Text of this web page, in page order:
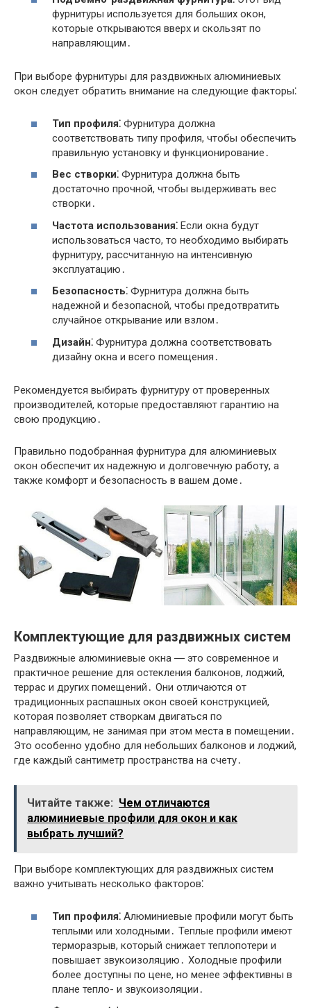
фурнитуры используется для больших окон,
которые открываются вверх и скользят по
направляющим․
При выборе фурнитуры для раздвижных алюминиевых
окон следует обратить внимание на следующие факторы⁚
Тип профиля⁚ Фурнитура должна
соответствовать типу профиля, чтобы обеспечить
правильную установку и функционирование․
Вес створки⁚ Фурнитура должна быть
достаточно прочной, чтобы выдерживать вес
створки․
Частота использования⁚ Если окна будут
использоваться часто, то необходимо выбирать
фурнитуру, рассчитанную на интенсивную
эксплуатацию․
Безопасность⁚ Фурнитура должна быть
надежной и безопасной, чтобы предотвратить
случайное открывание или взлом․
Дизайн⁚ Фурнитура должна соответствовать
дизайну окна и всего помещения․
Рекомендуется выбирать фурнитуру от проверенных
производителей, которые предоставляют гарантию на
свою продукцию․
Правильно подобранная фурнитура для алюминиевых
окон обеспечит их надежную и долговечную работу, а
также комфорт и безопасность в вашем доме․
Комплектующие для раздвижных систем
Раздвижные алюминиевые окна ― это современное и
практичное решение для остекления балконов, лоджий,
террас и других помещений․ Они отличаются от
традиционных распашных окон своей конструкцией,
которая позволяет створкам двигаться по
направляющим, не занимая при этом места в помещении․
Это особенно удобно для небольших балконов и лоджий,
где каждый сантиметр пространства на счету․
Читайте также: Чем отличаются
алюминиевые профили для окон и как
выбрать лучший?
При выборе комплектующих для раздвижных систем
важно учитывать несколько факторов⁚
Тип профиля⁚ Алюминиевые профили могут быть
теплыми или холодными․ Теплые профили имеют
терморазрыв, который снижает теплопотери и
повышает звукоизоляцию․ Холодные профили
более доступны по цене, но менее эффективны в
плане тепло- и звукоизоляции․